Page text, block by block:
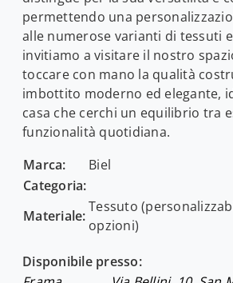
permettendo una
alle numerose varianti di tessuti
invitiamo a visitare il nostro
toccare con mano la qualità
imbottito moderno ed elegante,
casa che cerchi un equilibrio tra
funzionalità quotidiana.
Marca:
Biel
Categoria:
Materiale:
Tessuto
opzioni)
Disponibile presso: